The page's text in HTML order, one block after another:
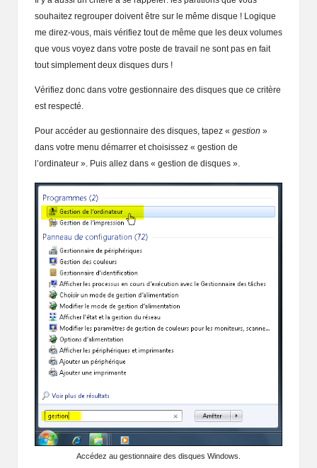
souhaitez regrouper doivent être sur le même disque ! Logique
me direz-vous, mais vérifiez tout de même que les deux volumes
que vous voyez dans votre poste de travail ne sont pas en fait
tout simplement deux disques durs !
Vérifiez donc dans votre gestionnaire des disques que ce critère
est respecté.
Pour accéder au gestionnaire des disques, tapez « gestion »
dans votre menu démarrer et choisissez « gestion de
l’ordinateur ». Puis allez dans « gestion de disques ».
Accédez au gestionnaire des disques Windows.